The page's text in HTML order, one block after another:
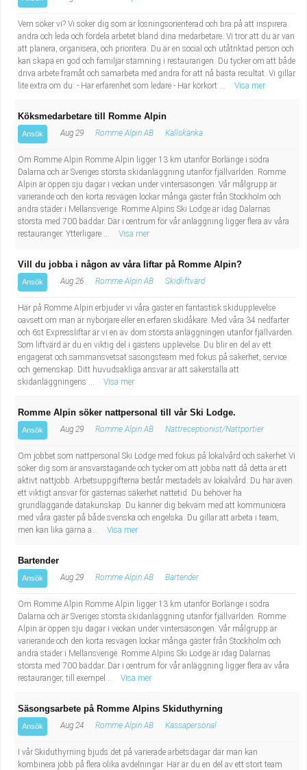
Vem söker vi? Vi söker dig som är lösningsorienterad och bra på att inspirera
andra och leda och fördela arbetet bland dina medarbetare. Vi tror att du är van
att planera, organisera, och prioritera. Du är en social och utåtriktad person och
kan skapa en god och familjär stämning i restaurangen. Du tycker om att både
driva arbete framåt och samarbeta med andra för att nå bästa resultat. Vi gillar
lite extra om du: - Har erfarenhet som ledare - Har körkort ...
Visa mer
Köksmedarbetare till Romme Alpin
Ansök Aug 29 Romme Alpin AB Kallskänka
Om Romme Alpin Romme Alpin ligger 13 km utanför Borlänge i södra
Dalarna och är Sveriges största skidanläggning utanför fjällvärlden. Romme
Alpin är öppen sju dagar i veckan under vintersäsongen. Vår målgrupp är
varierande och den korta resvägen lockar många gäster från Stockholm och
andra städer i Mellansverige. Romme Alpins Ski Lodge är idag Dalarnas
största med 700 bäddar. Där i centrum för vår anläggning ligger flera av våra
restauranger. Ytterligare ...
Visa mer
Vill du jobba i någon av våra liftar på Romme Alpin?
Ansök Aug 26 Romme Alpin AB Skidliftvärd
Här på Romme Alpin erbjuder vi våra gäster en fantastisk skidupplevelse
oavsett om man är nybörjare eller en erfaren skidåkare. Med våra 34 nedfarter
och 6st Expressliftar är vi en av dom största anläggningen utanför fjällvärden.
Som liftvärd är du en viktig del i gästens upplevelse. Du blir en del av ett
engagerat och sammansvetsat säsongsteam med fokus på säkerhet, service
och gemenskap. Ditt huvudsakliga ansvar är att säkerställa att
skidanläggningens ...
Visa mer
Romme Alpin söker nattpersonal till vår Ski Lodge.
Ansök Aug 29 Romme Alpin AB Nattreceptionist/Nattportier
Om jobbet som nattpersonal Ski Lodge med fokus på lokalvård och säkerhet Vi
söker dig som är ansvarstagande och tycker om att jobba natt då detta är ett
aktivt nattjobb. Arbetsuppgifterna består mestadels av lokalvård. Du har även
ett viktigt ansvar för gästernas säkerhet nattetid. Du behöver ha
grundläggande datakunskap. Du känner dig bekväm med att kommunicera
med våra gäster på både svenska och engelska. Du gillar att arbeta i team,
men kan lika gärna a...
Visa mer
Bartender
Ansök Aug 29 Romme Alpin AB Bartender
Om Romme Alpin Romme Alpin ligger 13 km utanför Borlänge i södra
Dalarna och är Sveriges största skidanläggning utanför fjällvärlden. Romme
Alpin är öppen sju dagar i veckan under vintersäsongen. Vår målgrupp är
varierande och den korta resvägen lockar många gäster från Stockholm och
andra städer i Mellansverige. Romme Alpins Ski Lodge är idag Dalarnas
största med 700 bäddar. Där i centrum för vår anläggning ligger flera av våra
restauranger, till exempel...
Visa mer
Säsongsarbete på Romme Alpins Skiduthyrning
Ansök Aug 24 Romme Alpin AB Kassapersonal
I vår Skiduthyrning bjuds det på varierade arbetsdagar där man kan
kombinera jobb på flera olika avdelningar. Här är du en del av ett stort team